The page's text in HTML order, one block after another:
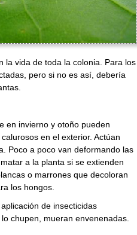
la vida de toda la colonia. Para los
pero si no es así, debería
en invierno y otoño pueden
en el exterior. Actúan
Poco a poco van deformando las
a la planta si se extienden
o marrones que decoloran
los hongos.
de insecticidas
chupen, mueran envenenadas.